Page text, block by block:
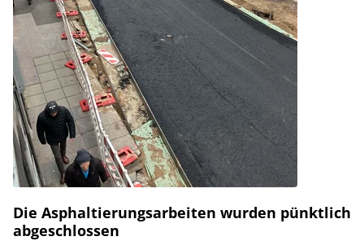
Die Asphaltierungsarbeiten wurden pünktlich
abgeschlossen